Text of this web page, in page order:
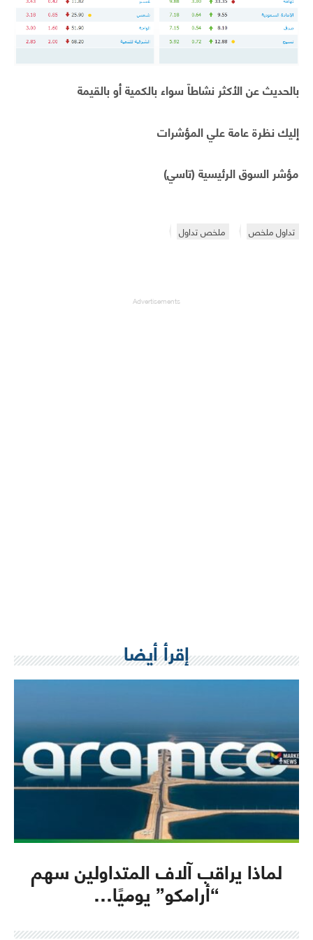
بالحديث عن الأكثر نشاطاّ سواء بالكمية أو بالقيمة
إليك نظرة عامة علي المؤشرات
مؤشر السوق الرئيسية (تاسي)
تداول ملخص ملخص تداول
Advertisements
إقرأ أيضا
لماذا يراقب آلاف المتداولين سهم
“أرامكو” يوميًا…